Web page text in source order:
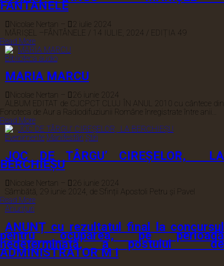
FÂNTÂNELE
Nicolae Nertan
2 iulie 2024
MĂRIȘEL –FÂNTÂNELE / 14 IULIE, 2024 / EDIȚIA 49
Read More
Biblioteca audio
MARIA MARCU
Nicolae Nertan
26 iunie 2024
ALBUM EDITAT de CJCPCT CLUJ ÎN ANUL 2010 cu cântece din
Fonoteca de Aur a Radiodifuziunii Române înregistrate între anii...
Read More
Evenimente Manifestări Știri
JOC DE TÂRGU’ CIREȘELOR, LA
BERCHIEȘU
Nicolae Nertan
26 iunie 2024
Sâmbătă, 29 iunie 2024, de Sfinții Apostoli Petru și Pavel
Read More
Anunțuri
ANUNȚ cu rezultatul final la concursul
pentru ocuparea, pe perioadă
nedeterminată, a postului de
ADMINISTRATOR M I